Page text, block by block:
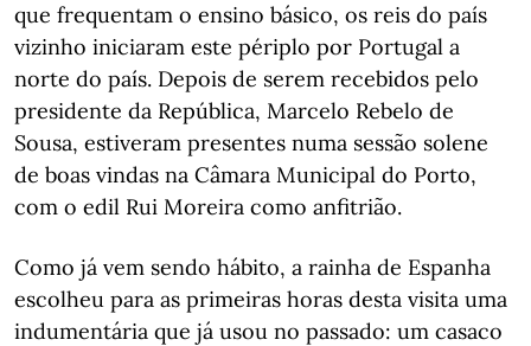
que frequentam o ensino básico, os reis do país
vizinho iniciaram este périplo por Portugal a
norte do país. Depois de serem recebidos pelo
presidente da República, Marcelo Rebelo de
Sousa, estiveram presentes numa sessão solene
de boas vindas na Câmara Municipal do Porto,
com o edil Rui Moreira como anfitrião.
Como já vem sendo hábito, a rainha de Espanha
escolheu para as primeiras horas desta visita uma
indumentária que já usou no passado: um casaco